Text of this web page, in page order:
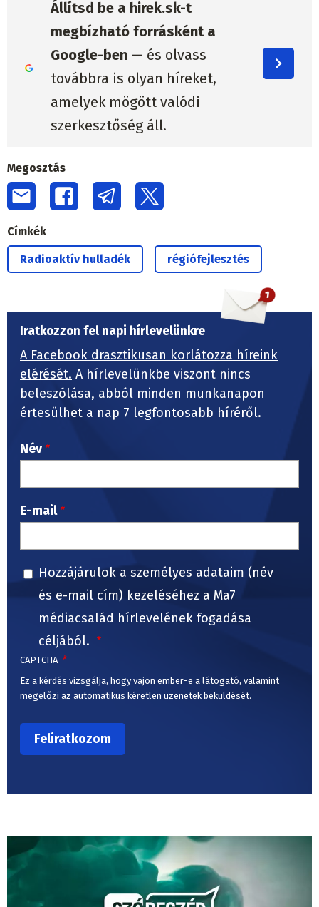
Állítsd be a hirek.sk-t
megbízható forrásként a
Google-ben — és olvass
továbbra is olyan híreket,
amelyek mögött valódi
szerkesztőség áll.
Megosztás
Címkék
Radioaktív hulladék régiófejlesztés
Iratkozzon fel napi hírlevelünkre
A Facebook drasztikusan korlátozza híreink
elérését. A hírlevelünkbe viszont nincs
beleszólása, abból minden munkanapon
értesülhet a nap 7 legfontosabb híréről.
Név
E-mail
Hozzájárulok a személyes adataim (név
és e-mail cím) kezeléséhez a Ma7
médiacsalád hírlevelének fogadása
céljából.
CAPTCHA
Ez a kérdés vizsgálja, hogy vajon ember-e a látogató, valamint
megelőzi az automatikus kéretlen üzenetek beküldését.